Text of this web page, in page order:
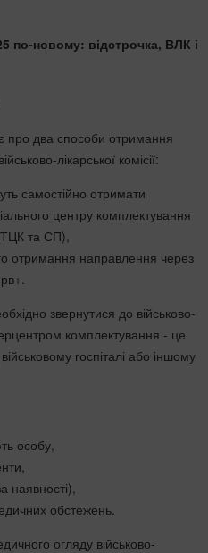
по-новому: відстрочка, ВЛК і
про два способи отримання
лікарської комісії:
самостійно отримати
центру комплектування
та СП),
отримання направлення через
звернутися до військово-
комплектування - це
госпіталі або іншому
особу,
наявності),
обстежень.
огляду військово-